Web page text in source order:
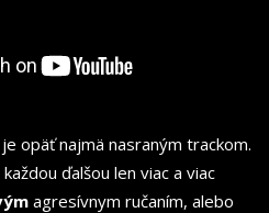
opäť najmä nasraným trackom.
ďalšou len viac a viac
agresívnym ručaním, alebo